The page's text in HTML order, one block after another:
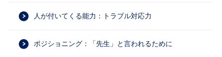
人が付いてくる能力：トラブル対応力
ポジショニング：「先生」と言われるために